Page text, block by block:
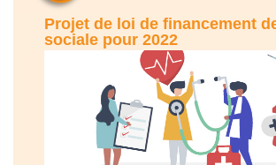
Projet de loi de financement
sociale pour 2022